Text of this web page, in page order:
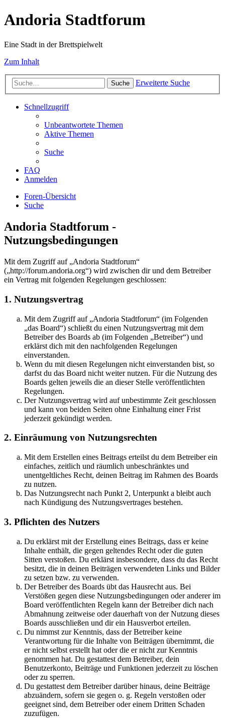
Andoria Stadtforum
Eine Stadt in der Brettspielwelt
Zum Inhalt
Suche Erweiterte Suche
Schnellzugriff
Unbeantwortete Themen
Aktive Themen
Suche
FAQ
Anmelden
Foren-Übersicht
Suche
Andoria Stadtforum -
Nutzungsbedingungen
Mit dem Zugriff auf „Andoria Stadtforum“
(„http://forum.andoria.org“) wird zwischen dir und dem Betreiber
ein Vertrag mit folgenden Regelungen geschlossen:
1. Nutzungsvertrag
Mit dem Zugriff auf „Andoria Stadtforum“ (im Folgenden
„das Board“) schließt du einen Nutzungsvertrag mit dem
Betreiber des Boards ab (im Folgenden „Betreiber“) und
erklärst dich mit den nachfolgenden Regelungen
einverstanden.
Wenn du mit diesen Regelungen nicht einverstanden bist, so
darfst du das Board nicht weiter nutzen. Für die Nutzung des
Boards gelten jeweils die an dieser Stelle veröffentlichten
Regelungen.
Der Nutzungsvertrag wird auf unbestimmte Zeit geschlossen
und kann von beiden Seiten ohne Einhaltung einer Frist
jederzeit gekündigt werden.
2. Einräumung von Nutzungsrechten
Mit dem Erstellen eines Beitrags erteilst du dem Betreiber ein
einfaches, zeitlich und räumlich unbeschränktes und
unentgeltliches Recht, deinen Beitrag im Rahmen des Boards
zu nutzen.
Das Nutzungsrecht nach Punkt 2, Unterpunkt a bleibt auch
nach Kündigung des Nutzungsvertrages bestehen.
3. Pflichten des Nutzers
Du erklärst mit der Erstellung eines Beitrags, dass er keine
Inhalte enthält, die gegen geltendes Recht oder die guten
Sitten verstoßen. Du erklärst insbesondere, dass du das Recht
besitzt, die in deinen Beiträgen verwendeten Links und Bilder
zu setzen bzw. zu verwenden.
Der Betreiber des Boards übt das Hausrecht aus. Bei
Verstößen gegen diese Nutzungsbedingungen oder anderer im
Board veröffentlichten Regeln kann der Betreiber dich nach
Abmahnung zeitweise oder dauerhaft von der Nutzung dieses
Boards ausschließen und dir ein Hausverbot erteilen.
Du nimmst zur Kenntnis, dass der Betreiber keine
Verantwortung für die Inhalte von Beiträgen übernimmt, die
er nicht selbst erstellt hat oder die er nicht zur Kenntnis
genommen hat. Du gestattest dem Betreiber, dein
Benutzerkonto, Beiträge und Funktionen jederzeit zu löschen
oder zu sperren.
Du gestattest dem Betreiber darüber hinaus, deine Beiträge
abzuändern, sofern sie gegen o. g. Regeln verstoßen oder
geeignet sind, dem Betreiber oder einem Dritten Schaden
zuzufügen.